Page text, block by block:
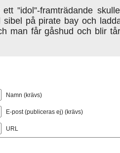
”idol”-framträdande
sibel på pirate bay och
man får gåshud och blir
Namn (krävs)
E-post (publiceras ej) (krävs)
URL